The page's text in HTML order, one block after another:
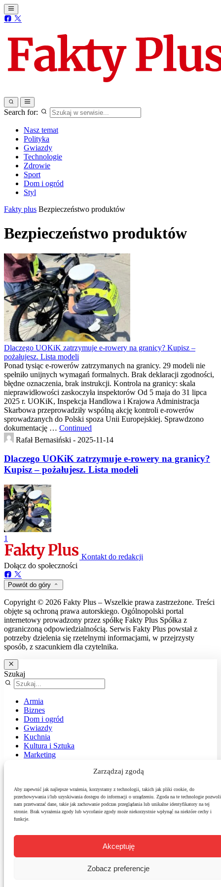
Zarządzaj zgodą
Aby zapewnić jak najlepsze wrażenia, korzystamy z technologii, takich jak pliki cookie, do
przechowywania i/lub uzyskiwania dostępu do informacji o urządzeniu. Zgoda na te technologie pozwoli
nam przetwarzać dane, takie jak zachowanie podczas przeglądania lub unikalne identyfikatory na tej
stronie. Brak wyrażenia zgody lub wycofanie zgody może niekorzystnie wpłynąć na niektóre cechy i
funkcje.
Akceptuję
Zobacz preferencje
Search for:
Nasz temat
Polityka
Gwiazdy
Technologie
Zdrowie
Sport
Dom i ogród
Styl
Fakty plus Bezpieczeństwo produktów
Bezpieczeństwo produktów
Dlaczego UOKiK zatrzymuje e-rowery na granicy? Kupisz –
pożałujesz. Lista modeli
Ponad tysiąc e-rowerów zatrzymanych na granicy. 29 modeli nie
spełniło unijnych wymagań formalnych. Brak deklaracji zgodności,
błędne oznaczenia, brak instrukcji. Kontrola na granicy: skala
nieprawidłowości zaskoczyła inspektorów Od 5 maja do 31 lipca
2025 r. UOKiK, Inspekcja Handlowa i Krajowa Administracja
Skarbowa przeprowadziły wspólną akcję kontroli e-rowerów
sprowadzanych do Polski spoza Unii Europejskiej. Sprawdzono
dokumentację … Continued
Rafał Bernasiński - 2025-11-14
Dlaczego UOKiK zatrzymuje e-rowery na granicy?
Kupisz – pożałujesz. Lista modeli
1
Kontakt do redakcji
Dołącz do społeczności
Powrót do góry
Copyright © 2026 Fakty Plus – Wszelkie prawa zastrzeżone. Treści
objęte są ochroną prawa autorskiego. Ogólnopolski portal
internetowy prowadzony przez spółkę Fakty Plus Spółka z
ograniczoną odpowiedzialnością. Serwis Fakty Plus powstał z
potrzeby dzielenia się rzetelnymi informacjami, w przejrzysty
sposób, z szacunkiem dla czytelnika.
Szukaj
Armia
Biznes
Dom i ogród
Gwiazdy
Kuchnia
Kultura i Sztuka
Marketing
Podróże
Polityka
Sport
Środowisko
Technologie